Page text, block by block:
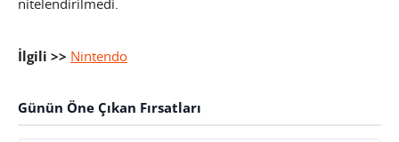
nitelendirilmedi.
İlgili >> Nintendo
Günün Öne Çıkan Fırsatları